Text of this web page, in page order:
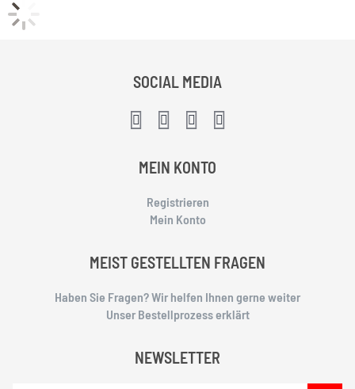
SOCIAL MEDIA
MEIN KONTO
Registrieren
Mein Konto
MEIST GESTELLTEN FRAGEN
Haben Sie Fragen? Wir helfen Ihnen gerne weiter
Unser Bestellprozess erklärt
NEWSLETTER